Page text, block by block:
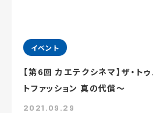
イベント
【第6回 カエテクシネマ】ザ・ト
トファッション 真の代償～
2021.09.29